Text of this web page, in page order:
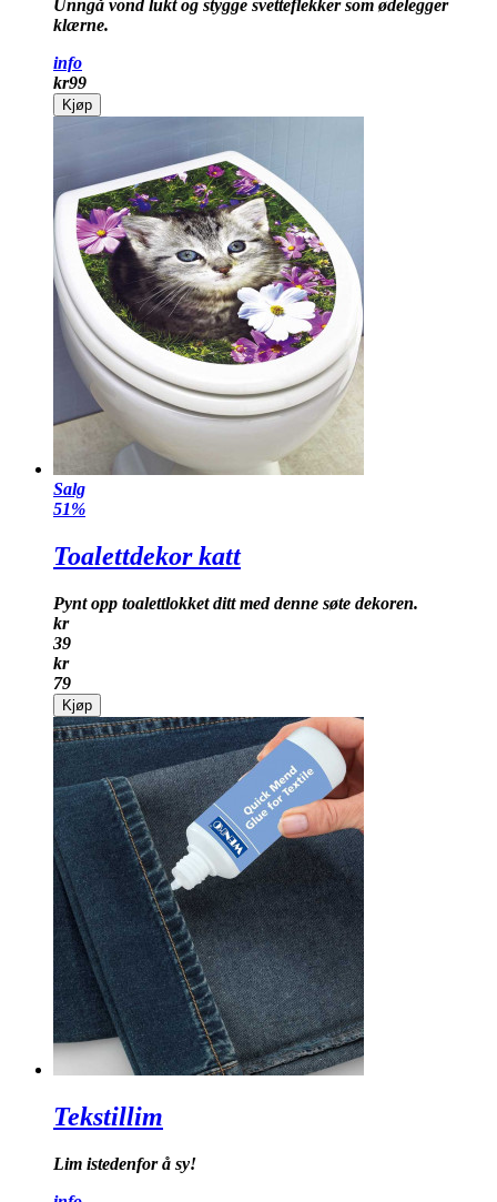
Unngå vond lukt og stygge svetteflekker som ødelegger
klærne.
info
kr99
Kjøp
Salg
51%
Toalettdekor katt
Pynt opp toalettlokket ditt med denne søte dekoren.
kr
39
kr
79
Kjøp
Tekstillim
Lim istedenfor å sy!